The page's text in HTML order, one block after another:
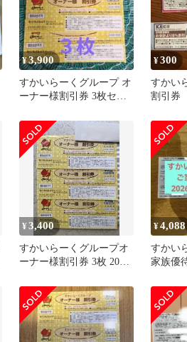
¥3,900
すかいらーくグループ オ
ーナー様割引券 3枚セッ
¥300
すかい
割引券
¥3,400
すかいらーくグループオ
ーナー様割引券 3枚 2026
¥4,088
すかい
家族優